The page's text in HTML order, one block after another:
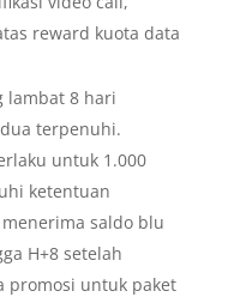
reward kuota data
lambat 8 ​​hari
terpenuhi.
untuk 1.000
ketentuan
saldo blu
H+8 setelah
promosi untuk paket